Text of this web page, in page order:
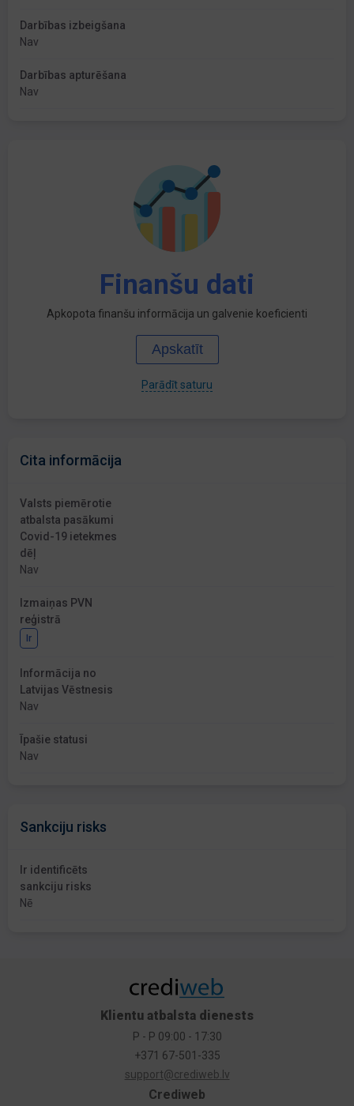
Darbības izbeigšana
Nav
Darbības apturēšana
Nav
Finanšu dati
Apkopota finanšu informācija un galvenie koeficienti
Apskatīt
Parādīt saturu
Cita informācija
Valsts piemērotie
atbalsta pasākumi
Covid-19 ietekmes
dēļ
Nav
Izmaiņas PVN
reģistrā
Ir
Informācija no
Latvijas Vēstnesis
Nav
Īpašie statusi
Nav
Sankciju risks
Ir identificēts
sankciju risks
Nē
Crediweb
Klientu atbalsta dienests
P - P 09:00 - 17:30
+371 67-501-335
support@crediweb.lv